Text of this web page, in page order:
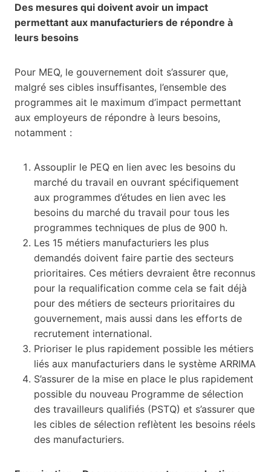
Des mesures qui doivent avoir un impact
permettant aux manufacturiers de répondre à
leurs besoins
Pour MEQ, le gouvernement doit s’assurer que,
malgré ses cibles insuffisantes, l’ensemble des
programmes ait le maximum d’impact permettant
aux employeurs de répondre à leurs besoins,
notamment :
Assouplir le PEQ en lien avec les besoins du
marché du travail en ouvrant spécifiquement
aux programmes d’études en lien avec les
besoins du marché du travail pour tous les
programmes techniques de plus de 900 h.
Les 15 métiers manufacturiers les plus
demandés doivent faire partie des secteurs
prioritaires. Ces métiers devraient être reconnus
pour la requalification comme cela se fait déjà
pour des métiers de secteurs prioritaires du
gouvernement, mais aussi dans les efforts de
recrutement international.
Prioriser le plus rapidement possible les métiers
liés aux manufacturiers dans le système ARRIMA
S’assurer de la mise en place le plus rapidement
possible du nouveau Programme de sélection
des travailleurs qualifiés (PSTQ) et s’assurer que
les cibles de sélection reflètent les besoins réels
des manufacturiers.